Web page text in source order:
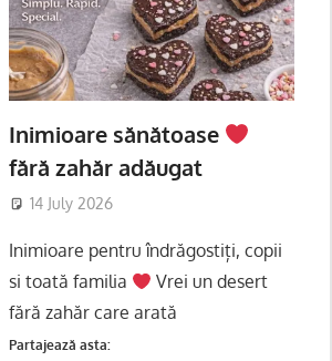
Inimioare sănătoase
fără zahăr adăugat
14 July 2026
Inimioare pentru îndrăgostiți, copii
si toată familia
Vrei un desert
fără zahăr care arată
Partajează asta: